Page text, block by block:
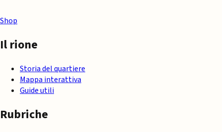
Shop
Il rione
Storia del quartiere
Mappa interattiva
Guide utili
Rubriche